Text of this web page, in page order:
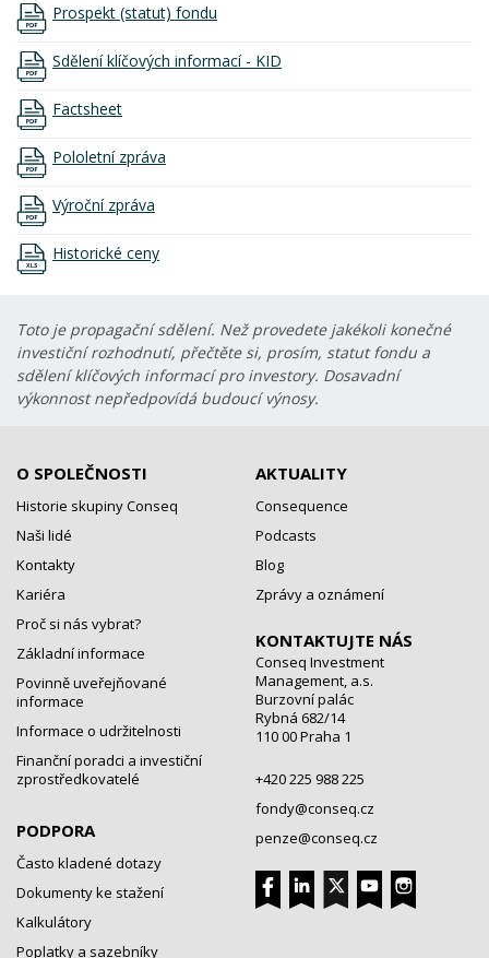
Prospekt (statut) fondu
Sdělení klíčových informací - KID
Factsheet
Pololetní zpráva
Výroční zpráva
Historické ceny
Toto je propagační sdělení. Než provedete jakékoli konečné
investiční rozhodnutí, přečtěte si, prosím, statut fondu a
sdělení klíčových informací pro investory. Dosavadní
výkonnost nepředpovídá budoucí výnosy.
O SPOLEČNOSTI
Historie skupiny Conseq
Naši lidé
Kontakty
Kariéra
Proč si nás vybrat?
Základní informace
Povinně uveřejňované
informace
Informace o udržitelnosti
Finanční poradci a investiční
zprostředkovatelé
PODPORA
Často kladené dotazy
Dokumenty ke stažení
Kalkulátory
Poplatky a sazebníky
AKTUALITY
Consequence
Podcasts
Blog
Zprávy a oznámení
KONTAKTUJTE NÁS
Conseq Investment
Management, a.s.
Burzovní palác
Rybná 682/14
110 00 Praha 1
+420 225 988 225
fondy@conseq.cz
penze@conseq.cz